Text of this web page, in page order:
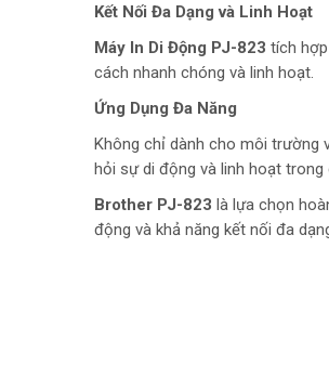
Kết Nối Đa Dạng và Linh Hoạt
Máy In Di Động PJ-823 tích
cách nhanh chóng và linh hoạt.
Ứng Dụng Đa Năng
Không chỉ dành cho môi trường
hỏi sự di động và linh hoạt trong
Brother PJ-823 là lựa chọn
động và khả năng kết nối đa